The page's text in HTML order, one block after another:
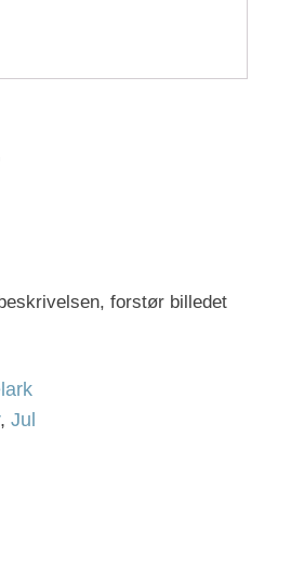
forstør billedet
, Jul